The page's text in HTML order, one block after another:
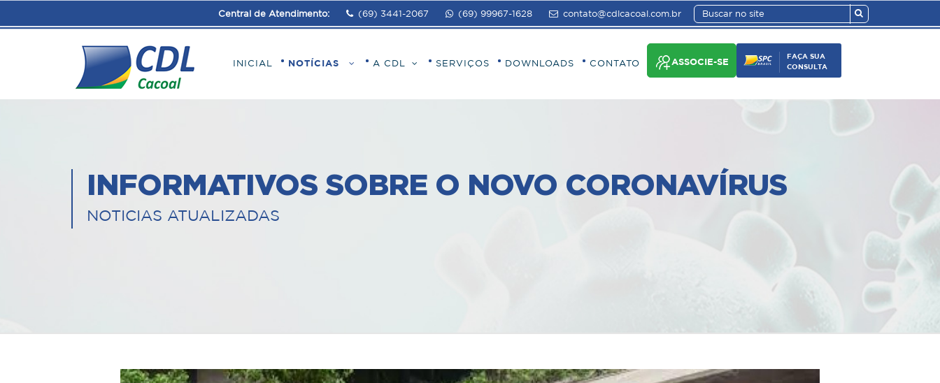
Central de Atendimento: (69) 3441-2067 (69) 99967-1628 contato@cdlcacoal.com.br
INICIAL NOTÍCIAS A CDL SERVIÇOS DOWNLOADS CONTATO ASSOCIE-SE
FAÇA SUA
CONSULTA
INFORMATIVOS SOBRE O NOVO CORONAVÍRUS
NOTICIAS ATUALIZADAS